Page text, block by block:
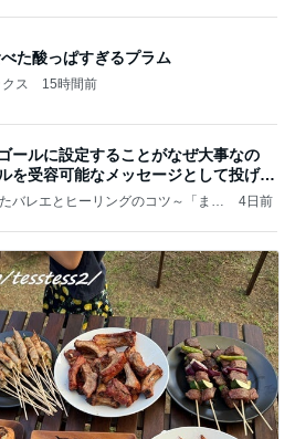
た酸っぱすぎるプラム
ス 15時間前
ールに設定することがなぜ大事なの
を受容可能なメッセージとして投げる
バレエとヒーリングのコツ～「まと
4日前